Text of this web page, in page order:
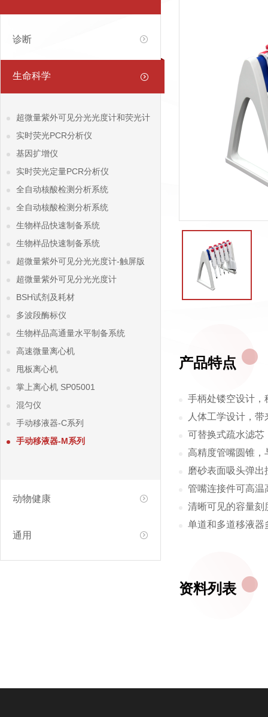
诊断
生命科学
超微量紫外可见分光光度计和荧光计
实时荧光PCR分析仪
基因扩增仪
实时荧光定量PCR分析仪
全自动核酸检测分析系统
全自动核酸检测分析系统
生物样品快速制备系统
生物样品快速制备系统
超微量紫外可见分光光度计-触屏版
超微量紫外可见分光光度计
BSH试剂及耗材
多波段酶标仪
生物样品高通量水平制备系统
高速微量离心机
甩板离心机
掌上离心机 SP05001
混匀仪
手动移液器-C系列
手动移液器-M系列
动物健康
通用
产品特点
手柄处镂空设计，
人体工学设计，
可替换式疏水滤芯
高精度管嘴圆锥，
磨砂表面吸头弹
管嘴连接件可高温
清晰可见的容量刻
单道和多道移液器
资料列表